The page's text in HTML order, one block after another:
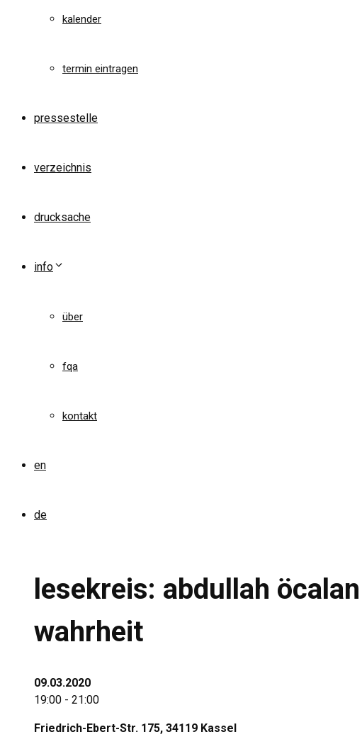
kalender
termin eintragen
pressestelle
verzeichnis
drucksache
info
über
fqa
kontakt
en
de
lesekreis: abdullah
wahrheit
09.03.2020
19:00 - 21:00
Friedrich-Ebert-Str. 175, 34119 Kassel